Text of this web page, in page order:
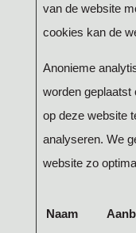
van de website
cookies kan de
Anonieme
worden geplaatst
op deze website
analyseren. We
website zo
Naam